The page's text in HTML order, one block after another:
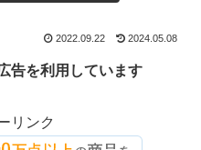
2022.09.22 2024.05.08
告を利用しています
リンク